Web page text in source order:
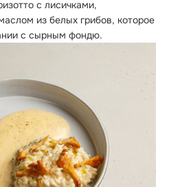
с лисичками,
из белых грибов, которое
с сырным фондю.